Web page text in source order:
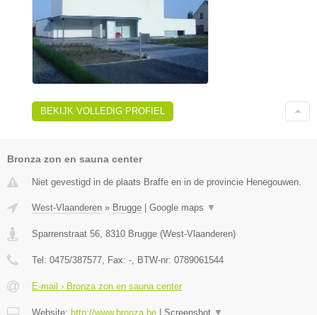
BEKIJK VOLLEDIG PROFIEL
Bronza zon en sauna center
Niet gevestigd in de plaats Braffe en in de provincie Henegouwen.
West-Vlaanderen » Brugge Google maps ▼
Sparrenstraat 56, 8310 Brugge (West-Vlaanderen)
Tel: 0475/387577, Fax: -, BTW-nr: 0789061544
E-mail › Bronza zon en sauna center
Website: http://www.bronza.be Screenshot ▼